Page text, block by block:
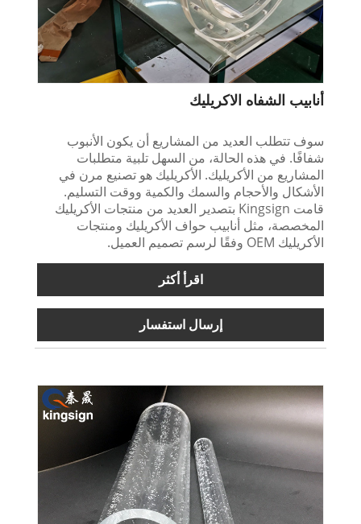
أنابيب الشفاه الاكريليك
سوف تتطلب العديد من المشاريع أن يكون الأنبوب
شفافًا. في هذه الحالة، من السهل تلبية متطلبات
المشاريع من الأكريليك. الأكريليك هو تصنيع مرن في
الأشكال والأحجام والسمك والكمية ووقت التسليم.
قامت Kingsign بتصدير العديد من منتجات الأكريليك
المخصصة، مثل أنابيب حواف الأكريليك ومنتجات
الأكريليك OEM وفقًا لرسم تصميم العميل.
اقرأ أكثر
إرسال استفسار